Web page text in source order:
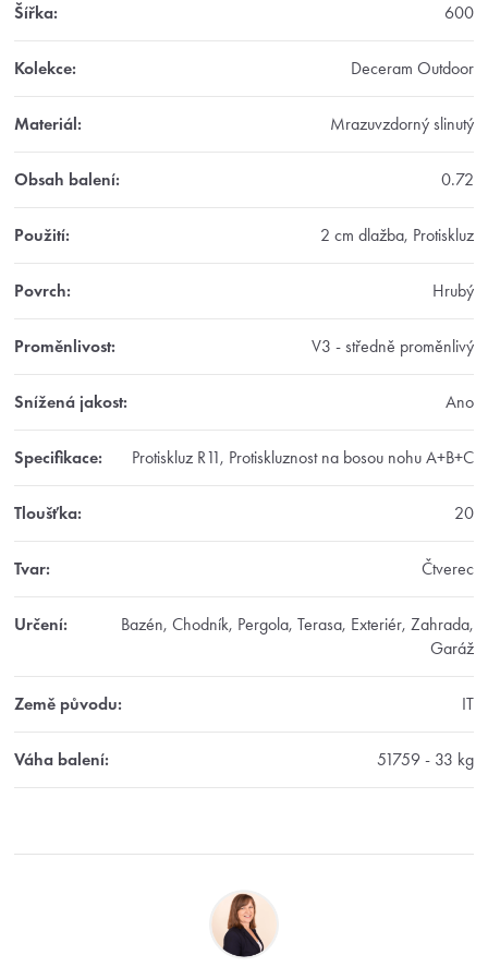
Šířka: 600
Kolekce: Deceram Outdoor
Materiál: Mrazuvzdorný slinutý
Obsah balení: 0.72
Použití: 2 cm dlažba, Protiskluz
Povrch: Hrubý
Proměnlivost: V3 - středně proměnlivý
Snížená jakost: Ano
Specifikace: Protiskluz R11, Protiskluznost na bosou nohu A+B+C
Tloušťka: 20
Tvar: Čtverec
Určení:
Bazén, Chodník, Pergola, Terasa, Exteriér, Zahrada,
Garáž
Země původu: IT
Váha balení: 51759 - 33 kg